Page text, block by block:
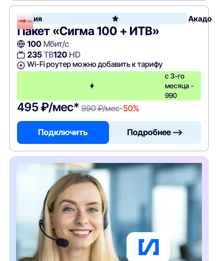
Акция Акадо
Пакет «Сигма 100 + ИТВ»
100Мбит/с
235ТВ120HD
Wi-Fi роутер можно добавить к тарифу
с 3-го
месяца -
990
495 ₽/мес* 990 ₽/мес-50%
Подключить Подробнее —>